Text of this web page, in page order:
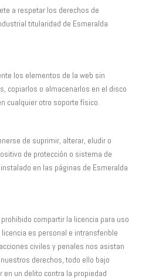
a respetar los derechos de
titularidad de Esmeralda
los elementos de la web sin
copiarlos o almacenarlos en el disco
cualquier otro soporte físico.
de suprimir, alterar, eludir o
de protección o sistema de
en las páginas de Esmeralda
compartir la licencia para uso
es personal e intransferible
civiles y penales nos asistan
derechos, todo ello bajo
en un delito contra la propiedad